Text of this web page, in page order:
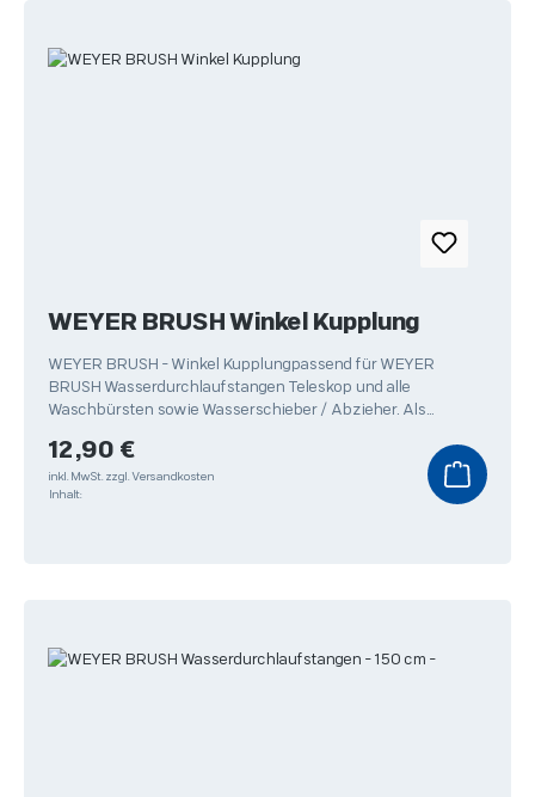
WEYER BRUSH Winkel Kupplung
WEYER BRUSH - Winkel Kupplungpassend für WEYER
BRUSH Wasserdurchlaufstangen Teleskop und alle
Waschbürsten sowie Wasserschieber / Abzieher. Als
Regulärer Preis:
12,90 €
inkl. MwSt. zzgl. Versandkosten
Inhalt: